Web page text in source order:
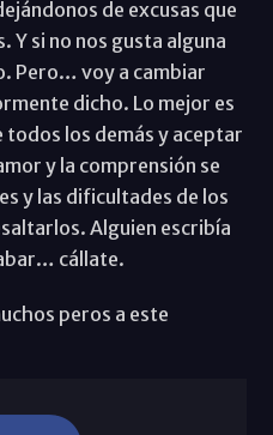
de excusas que
Y si no nos gusta alguna
Pero… voy a cambiar
dicho. Lo mejor es
todos los demás y aceptar
y la comprensión se
y las dificultades de los
Alguien escribía
cállate.
peros a este